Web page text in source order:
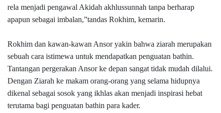
rela menjadi pengawal Akidah akhlussunnah tanpa berharap
apapun sebagai imbalan,”tandas Rokhim, kemarin.
Rokhim dan kawan-kawan Ansor yakin bahwa ziarah merupakan
sebuah cara istimewa untuk mendapatkan penguatan bathin.
Tantangan pergerakan Ansor ke depan sangat tidak mudah dilalui.
Dengan Ziarah ke makam orang-orang yang selama hidupnya
dikenal sebagai sosok yang ikhlas akan menjadi inspirasi hebat
terutama bagi penguatan bathin para kader.